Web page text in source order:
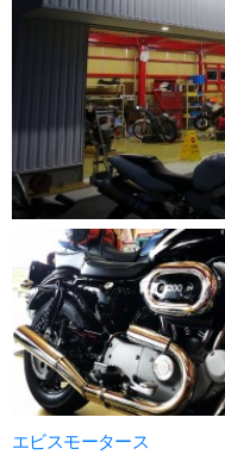
エビスモータース